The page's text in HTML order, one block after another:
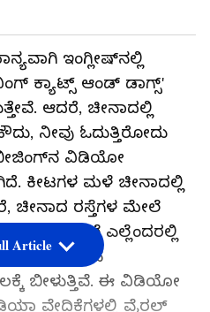
ಇಂಗ್ಲೀಷ್‌ನಲ್ಲಿ
ಕ್ಯಾಟ್ಸ್‌ ಆಂಡ್‌ ಡಾಗ್ಸ್‌'
ಆದರೆ, ಚೀನಾದಲ್ಲಿ
ನೀವು ಓದುತ್ತಿರೋದು
ಬೀಜಿಂಗ್‌ನ ವಿಡಿಯೋ
ಕೀಟಗಳ ಮಳೆ ಚೀನಾದಲ್ಲಿ
ಚೀನಾದ ರಸ್ತೆಗಳ ಮೇಲೆ
ರಸ್ತೆಗಳ ಮೇಲೆ ಎಲ್ಲೆಂದರಲ್ಲಿ
ಮಳೆ ಬೀಳುವ
ಬೀಳುತ್ತಿವೆ. ಈ ವಿಡಿಯೋ
ವೇದಿಕೆಗಳಲ್ಲಿ ವೈರಲ್‌
Article